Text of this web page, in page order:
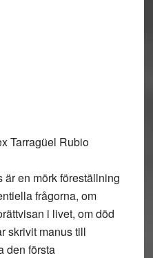
Tarragüel Rubio
är en mörk föreställning
frågorna, om
i livet, om död
skrivit manus till
den första